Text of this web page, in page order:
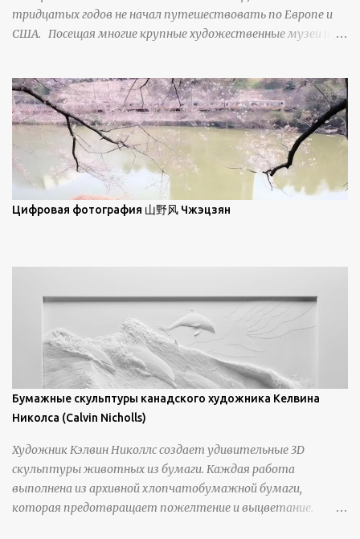
ниже; при более высокой солнечной позиции снег
демонстрирует матовое отражение. Эти
тридцатых годов не начал путешествовать по Европе и
США. Посещая многие крупные художественные музеи и
Брайан Шервин прокомментировал картины художника,
заявив, что "Такаюки Харада сочетает в себе классическую
элегантность живописи с реалиями современной жизни. В
некотором смысле, персонажи его картин предлагают
зрителям незаконченный рассказ, который усиливается его
уникальной манерой использования освещения". Для
просмотра всех работ, посетите страницу –
Цифровая фотография 山野风 Чжэцзян
Бумажные скульптуры канадского художника Келвина
Николса (Calvin Nicholls)
Художник Кэлвин Николлс создает удивительные 3D
скульптуры животных из бумаги. Каждая работа
выполнена из архивной хлопчатобумажной бумаги,
которая предотвращает пожелтение и выцветание.